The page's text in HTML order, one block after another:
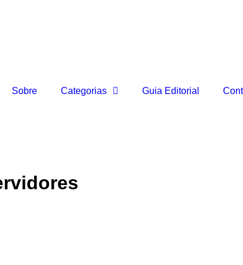
Sobre Categorias Guia Editorial